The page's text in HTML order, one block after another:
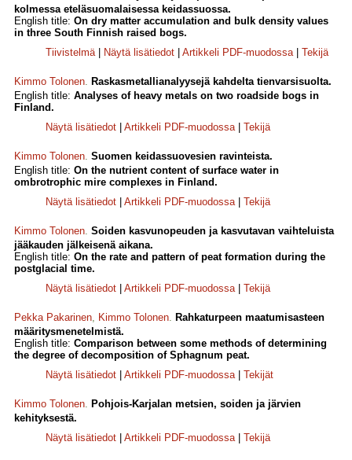
kolmessa eteläsuomalaisessa keidassuossa.
English title: On dry matter accumulation and bulk density values
in three South Finnish raised bogs.
Tiivistelmä| Näytä lisätiedot Artikkeli PDF-muodossa| Tekijä
Kimmo Tolonen. Raskasmetallianalyysejä kahdelta tienvarsisuolta.
English title: Analyses of heavy metals on two roadside bogs in
Finland.
Näytä lisätiedot
Artikkeli PDF-muodossa| Tekijä
Kimmo Tolonen. Suomen keidassuovesien ravinteista.
English title: On the nutrient content of surface water in
ombrotrophic mire complexes in Finland.
Näytä lisätiedot
Artikkeli PDF-muodossa| Tekijä
Kimmo Tolonen. Soiden kasvunopeuden ja kasvutavan vaihteluista
jääkauden jälkeisenä aikana.
English title: On the rate and pattern of peat formation during the
postglacial time.
Näytä lisätiedot
Artikkeli PDF-muodossa| Tekijä
Pekka Pakarinen, Kimmo Tolonen. Rahkaturpeen maatumisasteen
määritysmenetelmistä.
English title: Comparison between some methods of determining
the degree of decomposition of Sphagnum peat.
Näytä lisätiedot
Artikkeli PDF-muodossa| Tekijät
Kimmo Tolonen. Pohjois-Karjalan metsien, soiden ja järvien
kehityksestä.
Näytä lisätiedot
Artikkeli PDF-muodossa| Tekijä